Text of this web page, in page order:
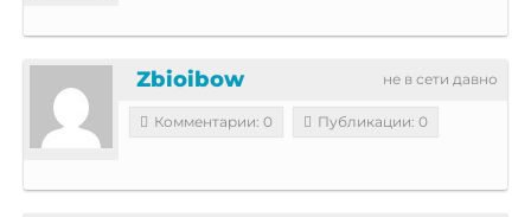
не в сети давно
Zbioibow
Комментарии: 0 Публикации: 0